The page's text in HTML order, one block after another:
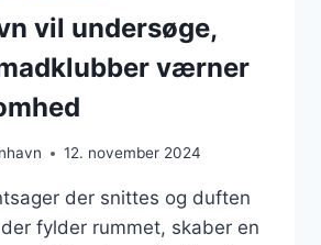
vil undersøge,
værner
12. november 2024
der snittes og duften
fylder rummet, skaber en